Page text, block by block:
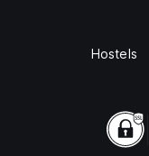
Hostels